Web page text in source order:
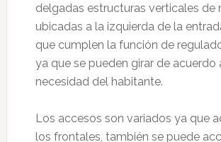
delgadas estructuras verticales de
ubicadas a la izquierda de la
que cumplen la función de
ya que se pueden girar de acuerdo
necesidad del habitante.
Los accesos son variados ya que
los frontales, también se puede